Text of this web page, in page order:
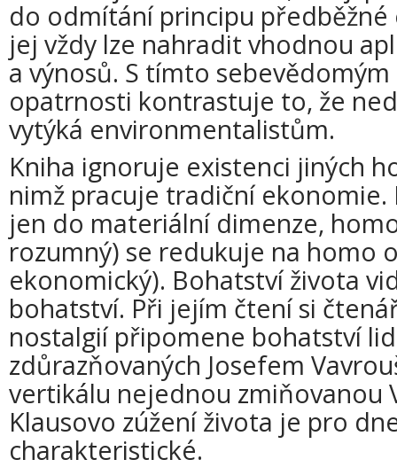
do odmítání principu
jej vždy lze nahradit vhodnou
a výnosů. S tímto
opatrnosti kontrastuje to, že
vytýká environmentalistům.
Kniha ignoruje existenci jiných
nimž pracuje tradiční ekonomie.
jen do materiální dimenze,
rozumný) se redukuje na homo
ekonomický). Bohatství života
bohatství. Při jejím čtení si
nostalgií připomene bohatství
zdůrazňovaných Josefem
vertikálu nejednou zmiňovanou
Klausovo zúžení života je pro
charakteristické.